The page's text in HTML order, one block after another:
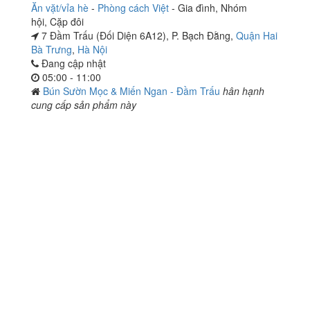
Ăn vặt/vỉa hè - Phòng cách Việt - Gia đình, Nhóm
hội, Cặp đôi
7 Đầm Trấu (Đối Diện 6A12), P. Bạch Đằng, Quận Hai
Bà Trưng, Hà Nội
Đang cập nhật
05:00 - 11:00
Bún Sườn Mọc & Miến Ngan - Đầm Trấu hân hạnh
cung cấp sản phẩm này